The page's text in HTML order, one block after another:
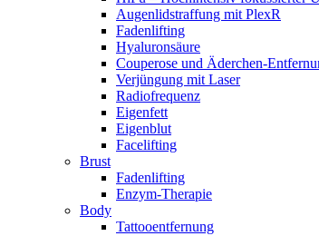
Augenlidstraffung mit PlexR
Fadenlifting
Hyaluronsäure
Couperose und Äderchen-
Verjüngung mit Laser
Radiofrequenz
Eigenfett
Eigenblut
Facelifting
Brust
Fadenlifting
Enzym-Therapie
Body
Tattooentfernung